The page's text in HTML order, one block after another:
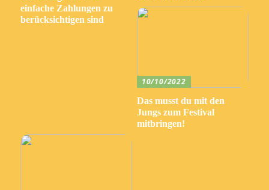
einfache Zahlungen zu
berücksichtigen sind
10/10/2022
Das musst du mit den
Jungs zum Festival
mitbringen!